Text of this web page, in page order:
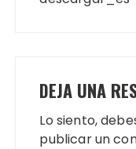
DEJA UNA
Lo siento,
publicar un